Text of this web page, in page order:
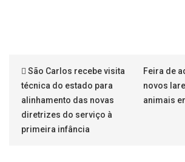
São Carlos recebe visita
técnica do estado para
alinhamento das novas
diretrizes do serviço à
primeira infância
Feira de
novos
animais